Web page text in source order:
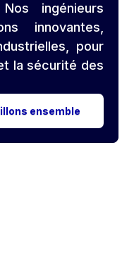
ingénieurs
innovantes,
pour
la sécurité des
ensemble